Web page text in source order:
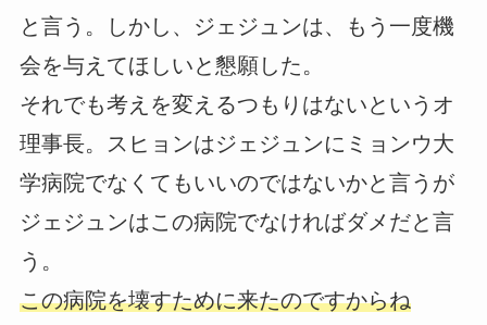
と言う。しかし、ジェジュンは、もう一度機
会を与えてほしいと懇願した。
それでも考えを変えるつもりはないというオ
理事長。スヒョンはジェジュンにミョンウ大
学病院でなくてもいいのではないかと言うが
ジェジュンはこの病院でなければダメだと言
う。
この病院を壊すために来たのですからね